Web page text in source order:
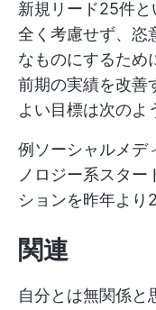
新規リード25件
全く考慮せず、恣
なものにするため
前期の実績を改善
よい目標は次のよ
例ソーシャルメデ
ノロジー系スター
ションを昨年より
関連
自分とは無関係と